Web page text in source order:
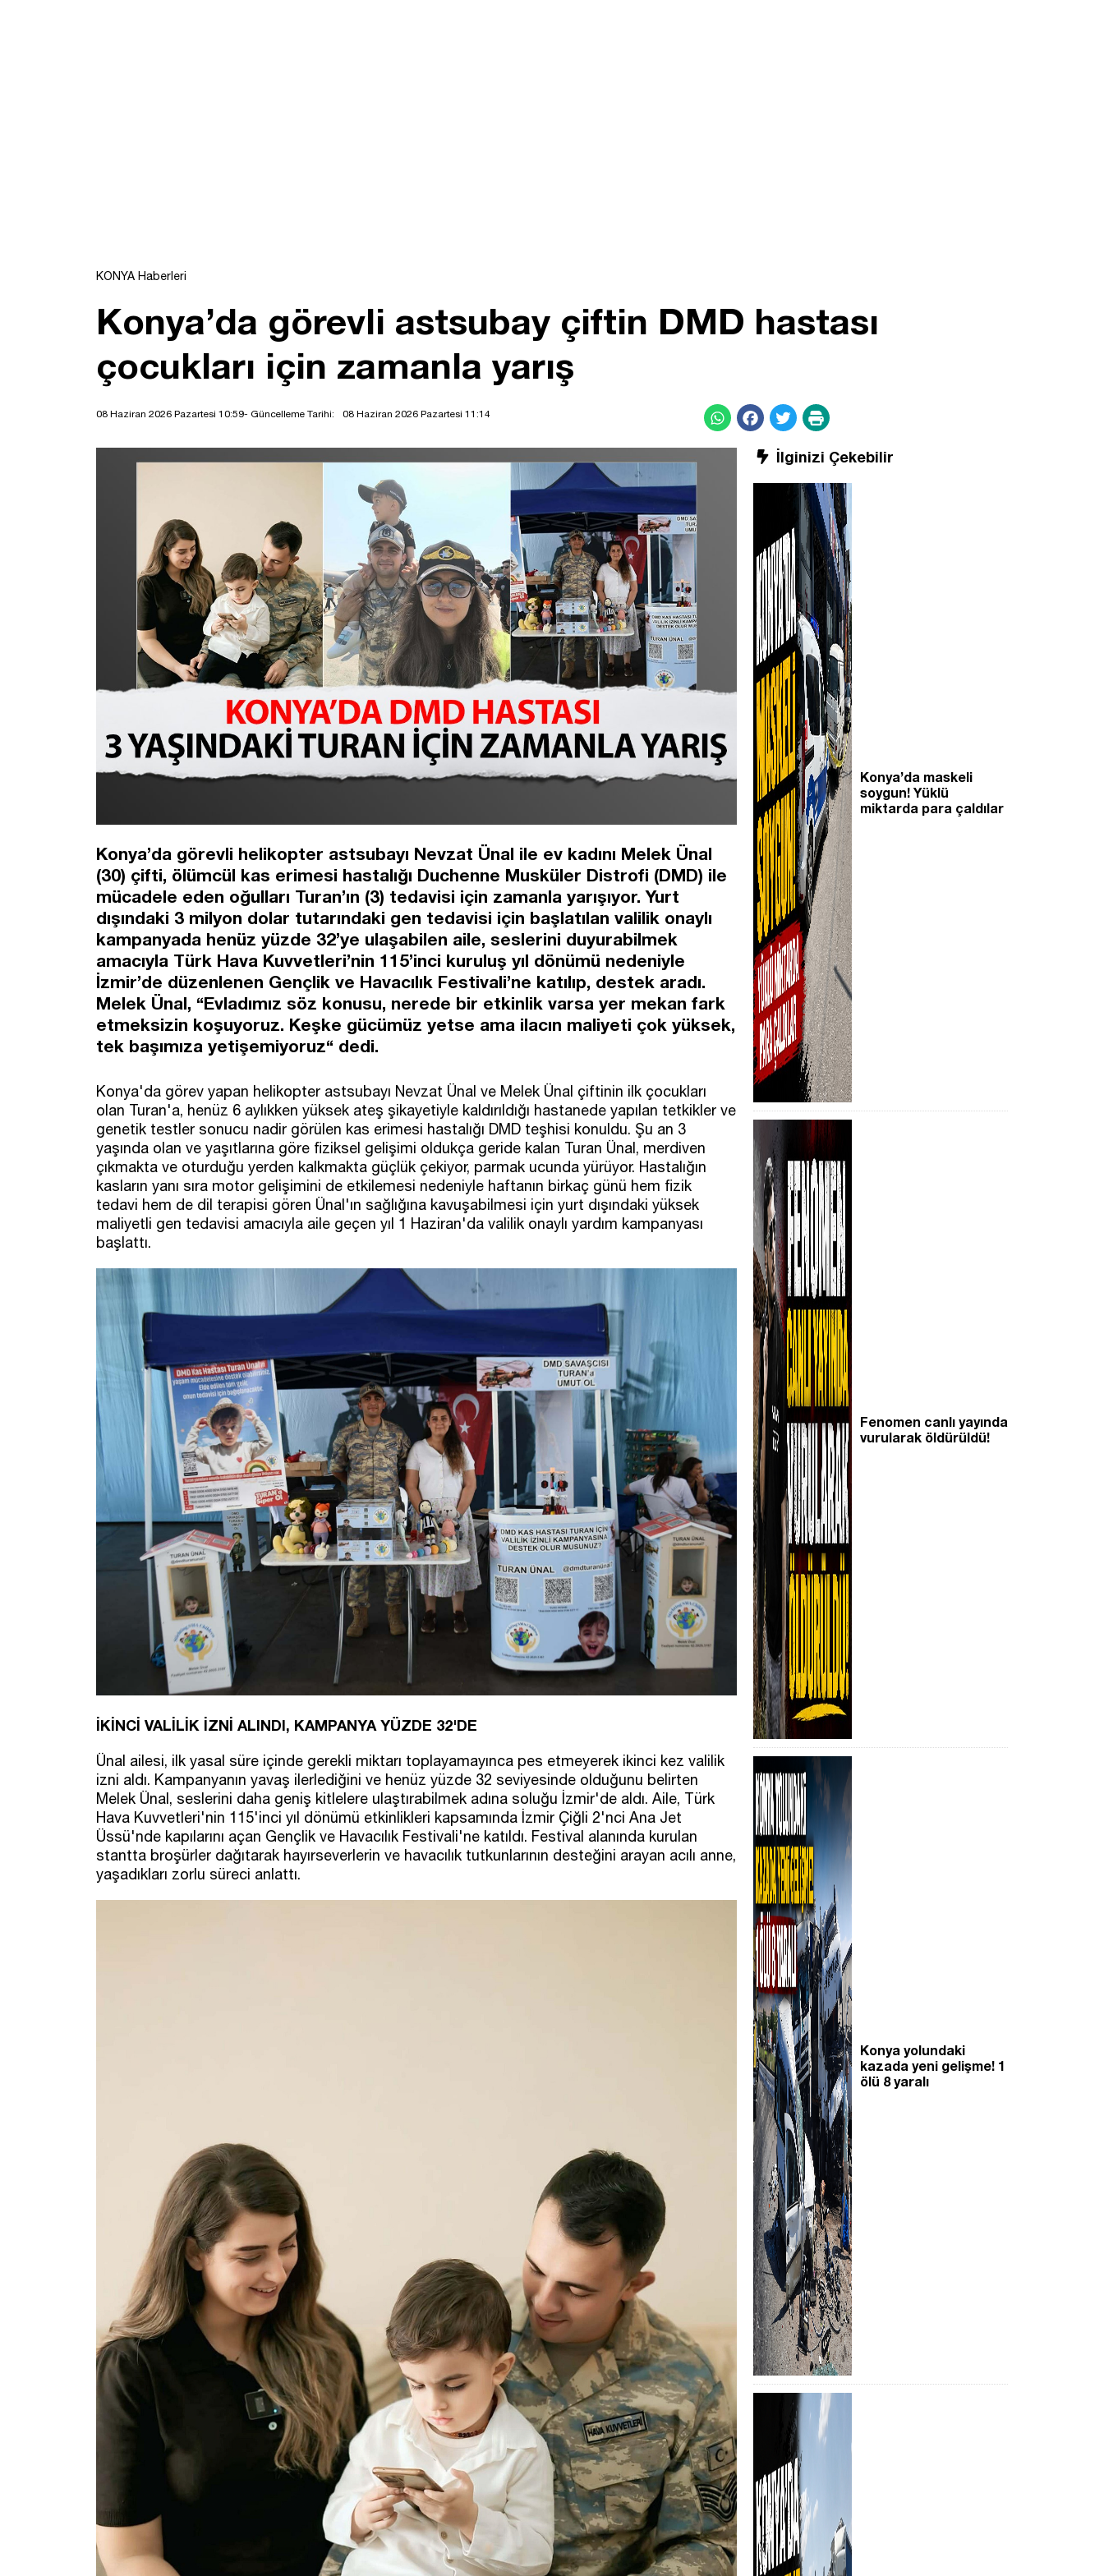
KONYA Haberleri
Konya’da görevli astsubay çiftin DMD hastası
çocukları için zamanla yarış
08 Haziran 2026 Pazartesi 10:59- Güncelleme Tarihi: 08 Haziran 2026 Pazartesi 11:14
Konya’da görevli helikopter astsubayı Nevzat Ünal ile ev kadını Melek Ünal
(30) çifti, ölümcül kas erimesi hastalığı Duchenne Musküler Distrofi (DMD) ile
mücadele eden oğulları Turan’ın (3) tedavisi için zamanla yarışıyor. Yurt
dışındaki 3 milyon dolar tutarındaki gen tedavisi için başlatılan valilik onaylı
kampanyada henüz yüzde 32’ye ulaşabilen aile, seslerini duyurabilmek
amacıyla Türk Hava Kuvvetleri’nin 115’inci kuruluş yıl dönümü nedeniyle
İzmir’de düzenlenen Gençlik ve Havacılık Festivali’ne katılıp, destek aradı.
Melek Ünal, “Evladımız söz konusu, nerede bir etkinlik varsa yer mekan fark
etmeksizin koşuyoruz. Keşke gücümüz yetse ama ilacın maliyeti çok yüksek,
tek başımıza yetişemiyoruz“ dedi.
Konya'da görev yapan helikopter astsubayı Nevzat Ünal ve Melek Ünal çiftinin ilk çocukları
olan Turan'a, henüz 6 aylıkken yüksek ateş şikayetiyle kaldırıldığı hastanede yapılan tetkikler ve
genetik testler sonucu nadir görülen kas erimesi hastalığı DMD teşhisi konuldu. Şu an 3
yaşında olan ve yaşıtlarına göre fiziksel gelişimi oldukça geride kalan Turan Ünal, merdiven
çıkmakta ve oturduğu yerden kalkmakta güçlük çekiyor, parmak ucunda yürüyor. Hastalığın
kasların yanı sıra motor gelişimini de etkilemesi nedeniyle haftanın birkaç günü hem fizik
tedavi hem de dil terapisi gören Ünal'ın sağlığına kavuşabilmesi için yurt dışındaki yüksek
maliyetli gen tedavisi amacıyla aile geçen yıl 1 Haziran'da valilik onaylı yardım kampanyası
başlattı.
İKİNCİ VALİLİK İZNİ ALINDI, KAMPANYA YÜZDE 32'DE
Ünal ailesi, ilk yasal süre içinde gerekli miktarı toplayamayınca pes etmeyerek ikinci kez valilik
izni aldı. Kampanyanın yavaş ilerlediğini ve henüz yüzde 32 seviyesinde olduğunu belirten
Melek Ünal, seslerini daha geniş kitlelere ulaştırabilmek adına soluğu İzmir'de aldı. Aile, Türk
Hava Kuvvetleri'nin 115'inci yıl dönümü etkinlikleri kapsamında İzmir Çiğli 2'nci Ana Jet
Üssü'nde kapılarını açan Gençlik ve Havacılık Festivali'ne katıldı. Festival alanında kurulan
stantta broşürler dağıtarak hayırseverlerin ve havacılık tutkunlarının desteğini arayan acılı anne,
yaşadıkları zorlu süreci anlattı.
İlginizi Çekebilir
Konya’da maskeli
soygun! Yüklü
miktarda para çaldılar
Fenomen canlı yayında
vurularak öldürüldü!
Konya yolundaki
kazada yeni gelişme! 1
ölü 8 yaralı